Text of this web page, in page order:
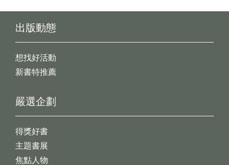
出版動態
想找好活動
新書特推薦
嚴選企劃
得獎好書
主題書展
焦點人物